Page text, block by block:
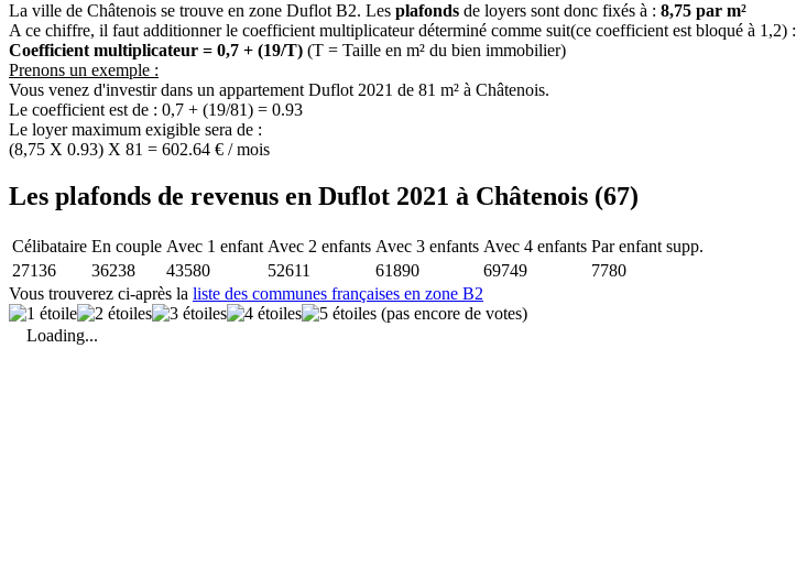
La ville de Châtenois se trouve en zone Duflot B2. Les plafonds de loyers sont donc fixés à : 8,75 par m²
A ce chiffre, il faut additionner le coefficient multiplicateur déterminé comme suit(ce coefficient est bloqué à 1,2) :
Coefficient multiplicateur = 0,7 + (19/T) (T = Taille en m² du bien immobilier)
Prenons un exemple :
Vous venez d'investir dans un appartement Duflot 2021 de 81 m² à Châtenois.
Le coefficient est de : 0,7 + (19/81) = 0.93
Le loyer maximum exigible sera de :
(8,75 X 0.93) X 81 = 602.64 € / mois
Les plafonds de revenus en Duflot 2021 à Châtenois (67)
Célibataire En couple Avec 1 enfant Avec 2 enfants Avec 3 enfants Avec 4 enfants Par enfant supp.
27136
36238 43580 52611 61890 69749
7780
Vous trouverez ci-après la liste des communes françaises en zone B2
(pas encore de votes)
Loading...